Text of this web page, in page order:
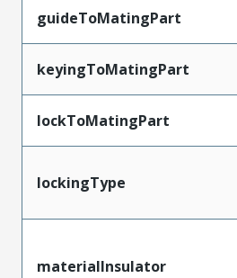
guideToMatingPart
keyingToMatingPart
lockToMatingPart
lockingType
materialInsulator